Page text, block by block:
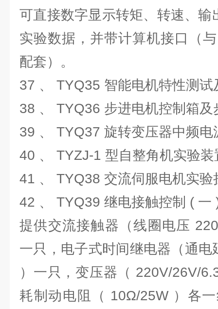
可直接数字显示转矩、转速、
实验数据，并带计算机接口（
配套）。
37 、 TYQ35 智能电机特性测
38 、 TYQ36 步进电机控制箱
39 、 TYQ37 旋转变压器中频
40 、 TYZJ-1 型自整角机实验
41 、 TYQ38 交流伺服电机实
42 、 TYQ39 继电接触控制 (
提供交流接触器（线圈电压
一只，电子式时间继电器（通
）一只，变压器（ 220V/26V/
耗制动电阻（ 10Ω/25W ）各